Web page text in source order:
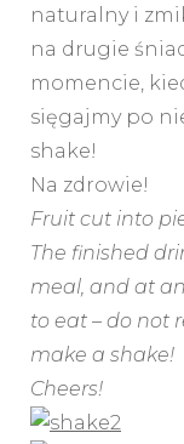
naturalny i
na drugie
momencie,
sięgajmy po
shake!
Na zdrowie!
Fruit cut into
The finished
meal, and at
to eat – do not
make a shake!
Cheers!